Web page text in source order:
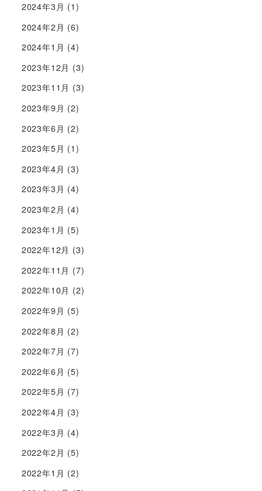
2024年3月 (1)
2024年2月 (6)
2024年1月 (4)
2023年12月 (3)
2023年11月 (3)
2023年9月 (2)
2023年6月 (2)
2023年5月 (1)
2023年4月 (3)
2023年3月 (4)
2023年2月 (4)
2023年1月 (5)
2022年12月 (3)
2022年11月 (7)
2022年10月 (2)
2022年9月 (5)
2022年8月 (2)
2022年7月 (7)
2022年6月 (5)
2022年5月 (7)
2022年4月 (3)
2022年3月 (4)
2022年2月 (5)
2022年1月 (2)